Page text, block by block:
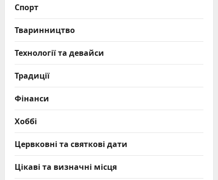
Спорт
Тваринництво
Технології та девайси
Традиції
Фінанси
Хоббі
Цервковні та святкові дати
Цікаві та визначні місця